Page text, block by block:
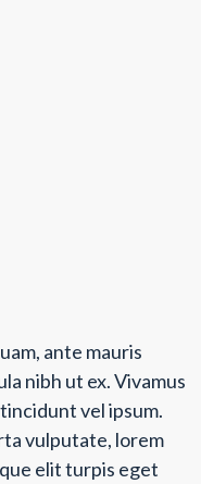
ante mauris
nibh ut ex. Vivamus
vel ipsum.
vulputate, lorem
elit turpis eget